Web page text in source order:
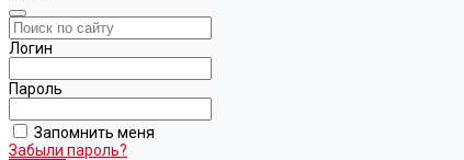
Логин
Пароль
Запомнить меня
Забыли пароль?